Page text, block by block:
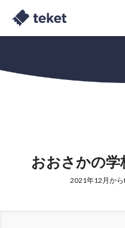
おおさかの
2021年12月か